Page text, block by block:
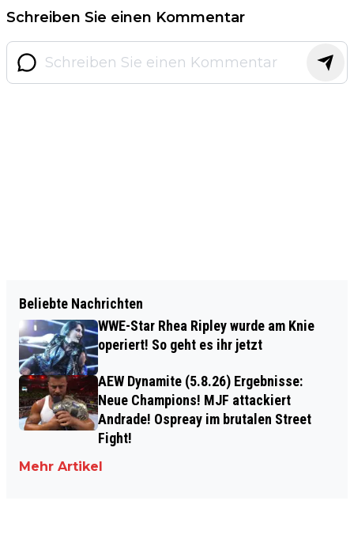
Schreiben Sie einen Kommentar
Beliebte Nachrichten
WWE-Star Rhea Ripley wurde am Knie
operiert! So geht es ihr jetzt
AEW Dynamite (5.8.26) Ergebnisse:
Neue Champions! MJF attackiert
Andrade! Ospreay im brutalen Street
Fight!
Mehr Artikel